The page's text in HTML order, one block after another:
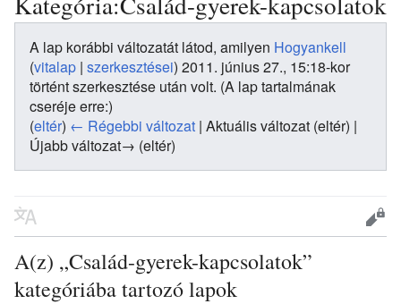
A lap korábbi változatát látod, amilyen Hogyankell
(vitalap | szerkesztései) 2011. június 27., 15:18-kor
történt szerkesztése után volt. (A lap tartalmának
cseréje erre:)
(eltér) ← Régebbi változat | Aktuális változat (eltér) |
Újabb változat→ (eltér)
A(z) „Család-gyerek-kapcsolatok”
kategóriába tartozó lapok